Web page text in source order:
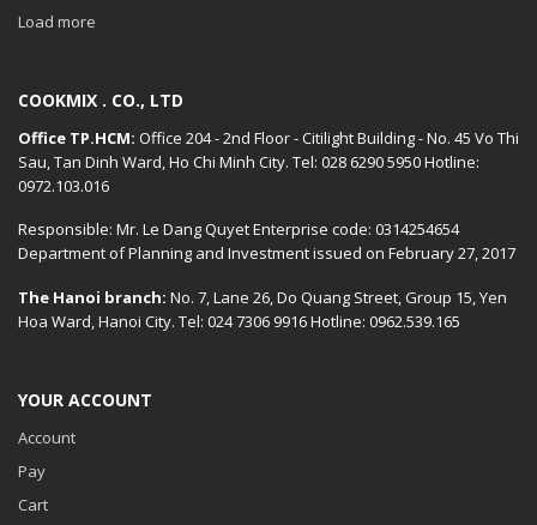
Load more
COOKMIX . CO., LTD
Office TP.HCM: Office 204 - 2nd Floor - Citilight Building - No. 45 Vo Thi
Sau, Tan Dinh Ward, Ho Chi Minh City. Tel: 028 6290 5950 Hotline:
0972.103.016
Responsible: Mr. Le Dang Quyet Enterprise code: 0314254654
Department of Planning and Investment issued on February 27, 2017
The Hanoi branch: No. 7, Lane 26, Do Quang Street, Group 15, Yen
Hoa Ward, Hanoi City. Tel: 024 7306 9916 Hotline: 0962.539.165
YOUR ACCOUNT
Account
Pay
Cart